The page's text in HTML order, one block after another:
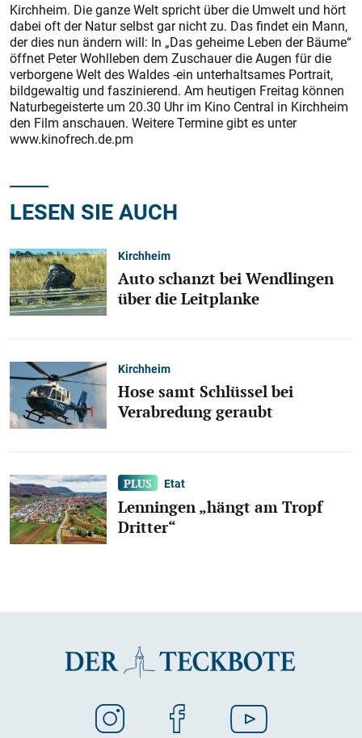
Kirchheim. Die ganze Welt spricht über die Umwelt und hört
dabei oft der Natur selbst gar nicht zu. Das findet ein Mann,
der dies nun ändern will: In „Das geheime Leben der Bäume“
öffnet Peter Wohlleben dem Zuschauer die Augen für die
verborgene Welt des Waldes -ein unterhaltsames Portrait,
bildgewaltig und faszinierend. Am heutigen Freitag können
Naturbegeisterte um 20.30 Uhr im Kino Central in Kirchheim
den Film anschauen. Weitere Termine gibt es unter
www.kinofrech.de.pm
LESEN SIE AUCH
Kirchheim
Auto schanzt bei Wendlingen
über die Leitplanke
Kirchheim
Hose samt Schlüssel bei
Verabredung geraubt
Etat
Lenningen „hängt am Tropf
Dritter“